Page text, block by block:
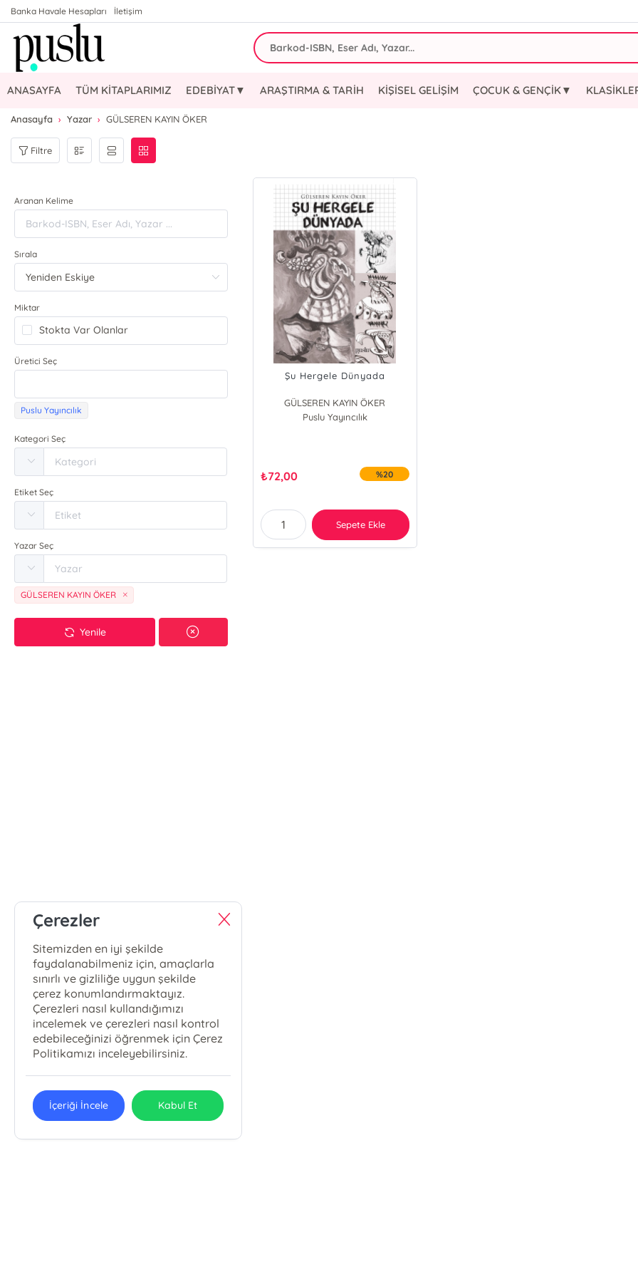
Banka Havale Hesapları İletişim
ANASAYFA TÜM KİTAPLARIMIZ EDEBİYAT▼ ARAŞTIRMA & TARİH KİŞİSEL GELİŞİM ÇOCUK & GENÇİK▼
Anasayfa Yazar GÜLSEREN KAYIN ÖKER
Filtre
Aranan Kelime
Sırala
Miktar
Stokta Var Olanlar
Üretici Seç
Puslu Yayıncılık
Kategori Seç
Etiket Seç
Yazar Seç
GÜLSEREN KAYIN ÖKER
Yenile
Şu Hergele Dünyada
GÜLSEREN KAYIN ÖKER
Puslu Yayıncılık
₺72,00 %20
Sepete Ekle
Çerezler
Sitemizden en iyi şekilde
faydalanabilmeniz için, amaçlarla
sınırlı ve gizliliğe uygun şekilde
çerez konumlandırmaktayız.
Çerezleri nasıl kullandığımızı
incelemek ve çerezleri nasıl kontrol
edebileceğinizi öğrenmek için Çerez
Politikamızı inceleyebilirsiniz.
İçeriği İncele Kabul Et